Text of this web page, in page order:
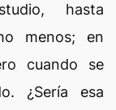
hasta
menos; en
cuando se
¿Sería esa